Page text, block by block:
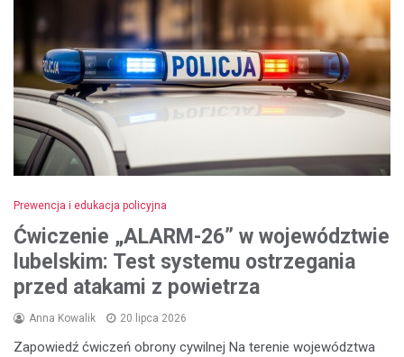
Prewencja i edukacja policyjna
Ćwiczenie „ALARM-26” w województwie
lubelskim: Test systemu ostrzegania
przed atakami z powietrza
Anna Kowalik 20 lipca 2026
Zapowiedź ćwiczeń obrony cywilnej Na terenie województwa